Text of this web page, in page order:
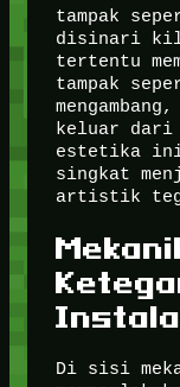
tampak
disinari
tertentu
tampak
keluar dari
estetika ini
singkat
artistik
Di sisi